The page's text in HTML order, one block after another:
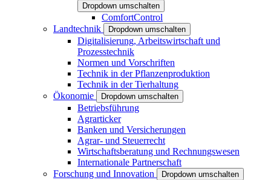
Dropdown umschalten
ComfortControl
Landtechnik
Dropdown umschalten
Digitalisierung, Arbeitswirtschaft und
Prozesstechnik
Normen und Vorschriften
Technik in der Pflanzenproduktion
Technik in der Tierhaltung
Ökonomie
Dropdown umschalten
Betriebsführung
Agrarticker
Banken und Versicherungen
Agrar- und Steuerrecht
Wirtschaftsberatung und Rechnungswesen
Internationale Partnerschaft
Forschung und Innovation
Dropdown umschalten